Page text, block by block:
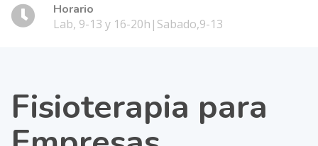
Horario
Lab, 9-13 y 16-20h|Sabado,9-13
Fisioterapia para